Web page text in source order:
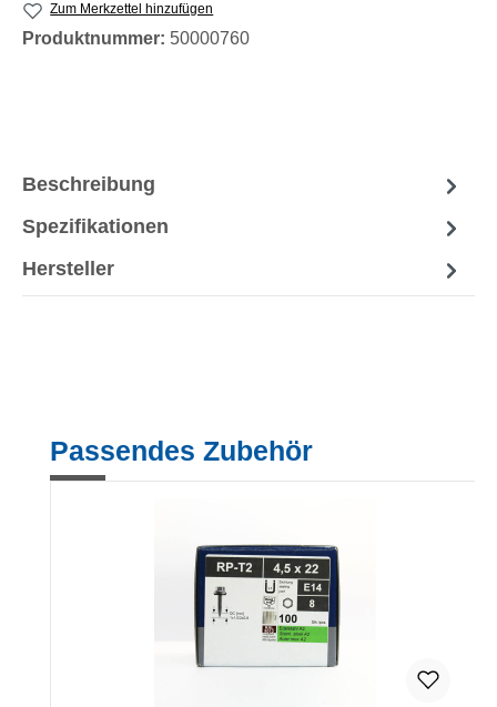
Zum Merkzettel hinzufügen
Produktnummer: 50000760
Beschreibung
Spezifikationen
Hersteller
Produktgalerie überspringen
Passendes Zubehör